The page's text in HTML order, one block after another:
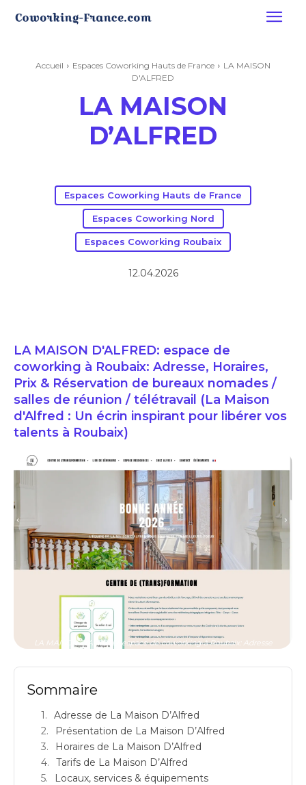
Accueil Espaces Coworking Hauts de France
LA MAISON
D'ALFRED
LA MAISON
D’ALFRED
Espaces Coworking Hauts de France
Espaces Coworking Nord
Espaces Coworking Roubaix
12.04.2026
LA MAISON D'ALFRED: espace de
coworking à Roubaix: Adresse, Horaires,
Prix & Réservation de bureaux nomades /
salles de réunion / télétravail (La Maison
d'Alfred : Un écrin inspirant pour libérer vos
talents à Roubaix)
LA MAISON D'ALFRED: espace de coworking à Roubaix: Adresse
Sommaire
Adresse de La Maison D’Alfred
Présentation de La Maison D’Alfred
Horaires de La Maison D’Alfred
Tarifs de La Maison D’Alfred
Locaux, services & équipements